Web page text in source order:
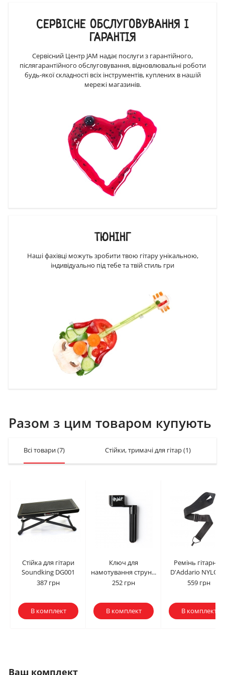
СЕРВІСНЕ ОБСЛУГОВУВАННЯ І
ГАРАНТІЯ
Сервісний Центр JAM надає послуги з гарантійного,
післягарантійного обслуговування, відновлювальні роботи
будь-якої складності всіх інструментів, куплених в нашій
мережі магазинів.
ТЮНІНГ
Наші фахівці можуть зробити твою гітару унікальною,
індивідуально під тебе та твій стиль гри
Разом з цим товаром купують
Всі товари(7) Стійки, тримачі для гітар(1)
Стійка для гітари
Soundking DG001
387 грн
В комплект
Ключ для
намотування струн...
252 грн
В комплект
Ремінь гітарний
D'Addario
559 грн
В комплект
Ваш комплект